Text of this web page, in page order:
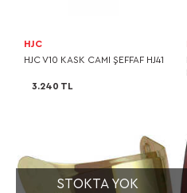
HJC
HJC V10 KASK CAMI ŞEFFAF HJ41
3.240 TL
STOKTA YOK